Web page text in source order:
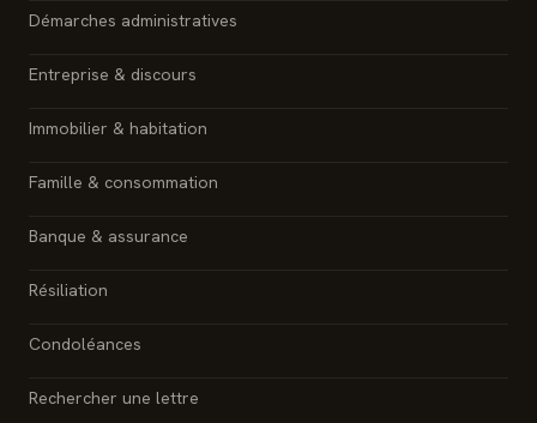
Démarches administratives
Entreprise & discours
Immobilier & habitation
Famille & consommation
Banque & assurance
Résiliation
Condoléances
Rechercher une lettre